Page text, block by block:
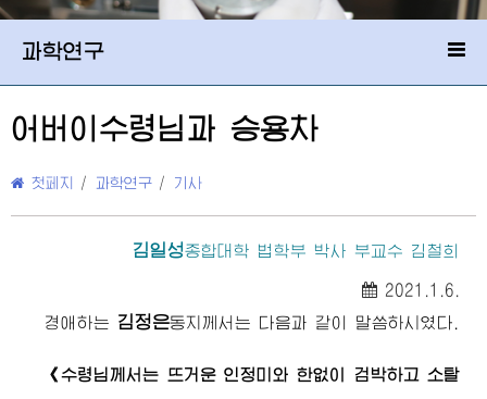
과학연구
어버이 수령님 과 승용차
첫페지 / 과학연구 / 기사
김일성종합대학 법학부 박사 부교수 김철희
2021.1.6.
경애하는 김정은동지 께서는 다음과 같이 말씀하시였다.
《수령님께서는 뜨거운 인정미와 한없이 검박하고 소탈